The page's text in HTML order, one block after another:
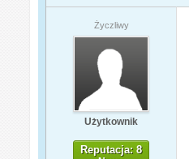
Życzliwy
Użytkownik
Reputacja: 8